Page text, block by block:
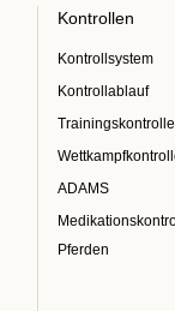
Kontrollen
Kontrollsystem
Kontrollablauf
ADAMS
Pferden